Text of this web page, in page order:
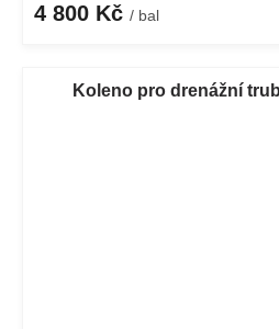
4 800 Kč / bal
Koleno pro drenážní